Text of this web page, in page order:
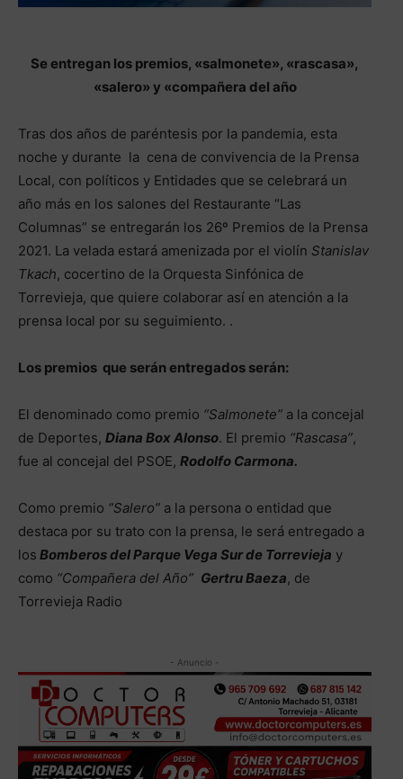
Se entregan los premios, «salmonete», «rascasa»,
«salero» y «compañera del año
Tras dos años de paréntesis por la pandemia, esta
noche y durante la cena de convivencia de la Prensa
Local, con políticos y Entidades que se celebrará un
año más en los salones del Restaurante “Las
Columnas” se entregarán los 26º Premios de la Prensa
2021. La velada estará amenizada por el violín Stanislav
Tkach, cocertino de la Orquesta Sinfónica de
Torrevieja, que quiere colaborar así en atención a la
prensa local por su seguimiento. .
Los premios que serán entregados serán:
El denominado como premio “Salmonete” a la concejal
de Deportes, Diana Box Alonso. El premio “Rascasa”,
fue al concejal del PSOE, Rodolfo Carmona.
Como premio “Salero” a la persona o entidad que
destaca por su trato con la prensa, le será entregado a
los Bomberos del Parque Vega Sur de Torrevieja y
como “Compañera del Año” Gertru Baeza, de
Torrevieja Radio
- Anuncio -